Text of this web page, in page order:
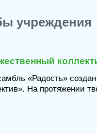
учреждения
«Радость»
На протяжении